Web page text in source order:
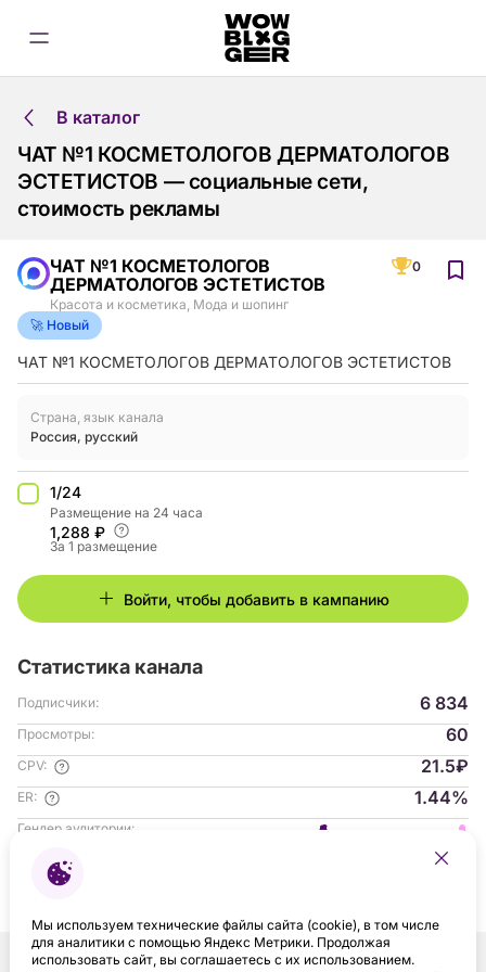
Мы используем технические файлы сайта (cookie), в том числе
для аналитики с помощью Яндекс Метрики. Продолжая
использовать сайт, вы соглашаетесь с их использованием.
В каталог
ЧАТ №1 КОСМЕТОЛОГОВ ДЕРМАТОЛОГОВ
ЭСТЕТИСТОВ — социальные сети,
стоимость рекламы
ЧАТ №1 КОСМЕТОЛОГОВ
ДЕРМАТОЛОГОВ ЭСТЕТИСТОВ
0
Красота и косметика, Мода и шопинг
🚀 Новый
ЧАТ №1 КОСМЕТОЛОГОВ ДЕРМАТОЛОГОВ ЭСТЕТИСТОВ
Страна, язык канала
Россия, русский
1/24
Размещение на 24 часа
1,288 ₽
За 1 размещение
Войти, чтобы добавить в кампанию
Статистика канала
Подписчики: 6 834
Просмотры: 60
CPV: 21.5₽
ER: 1.44%
Гендер аудитории:
Возраст аудитории:
18-24
25-34